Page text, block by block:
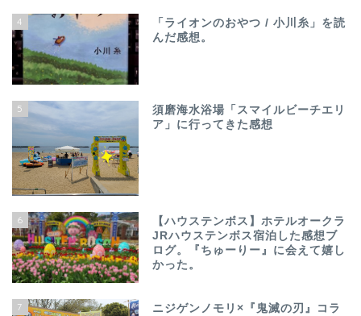
4
「ライオンのおやつ / 小川糸」を読
んだ感想。
5
須磨海水浴場「スマイルビーチエリ
ア」に行ってきた感想
6
【ハウステンボス】ホテルオークラ
JRハウステンボス宿泊した感想ブ
ログ。『ちゅーりー』に会えて嬉し
かった。
7
ニジゲンノモリ×『鬼滅の刃』コラ